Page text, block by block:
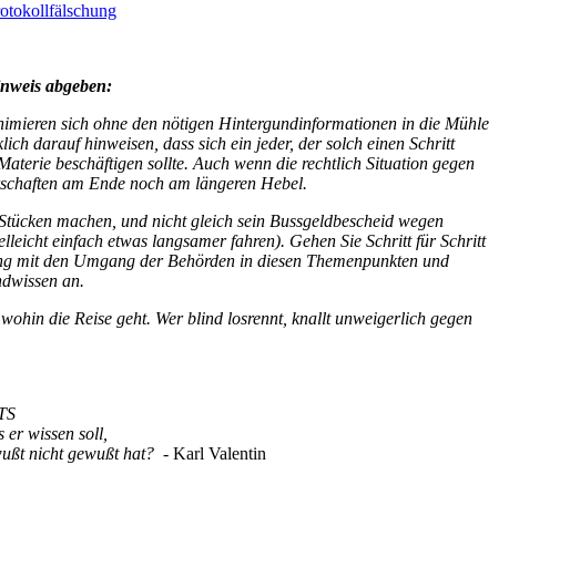
abgeben:
sich ohne den nötigen Hintergundinformationen in die Mühle
darauf hinweisen, dass sich ein jeder, der solch einen Schritt
beschäftigen sollte. Auch wenn die rechtlich Situation gegen
am Ende noch am längeren Hebel.
machen, und nicht gleich sein Bussgeldbescheid wegen
einfach etwas langsamer fahren). Gehen Sie Schritt für Schritt
mit den Umgang der Behörden in diesen Themenpunkten und
an.
die Reise geht. Wer blind losrennt, knallt unweigerlich gegen
er wissen soll,
nicht gewußt hat? - Karl Valentin